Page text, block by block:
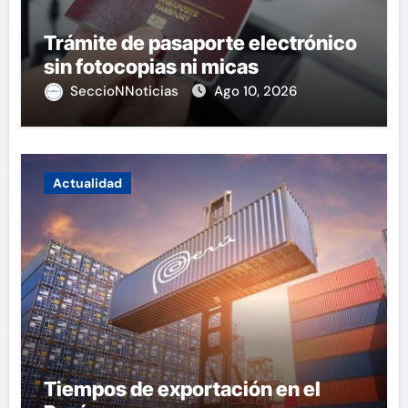
Trámite de pasaporte electrónico
sin fotocopias ni micas
SeccioNNoticias Ago 10, 2026
Actualidad
Tiempos de exportación en el